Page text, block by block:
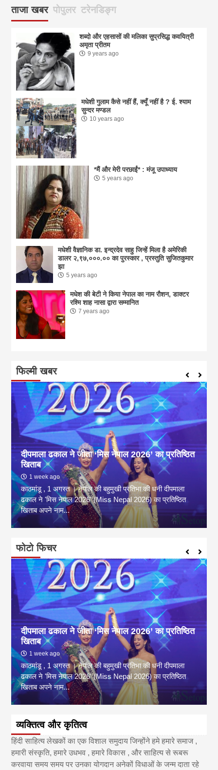
ताजा खबर पोपुलर टरेनडिङ्ग
शब्दो और एहसासों की मलिका सुप्रसिद्ध कवयित्री
अमृता प्रीतम
9 years ago
मधेशी गुलाम कैसे नहीं हैं, क्यूँ नहीं है ? ई. श्याम
सुन्दर मण्डल
10 years ago
*मैं और मेरी परछाईं* : मंजू उपाध्याय
5 years ago
मधेशी वैज्ञानिक डा. इन्द्रदेव साहु जिन्हें मिला है अमेरिकी
डालर २,९७,०००.०० का पुरस्कार , प्रस्तुति सुजितकुमार
झा
5 years ago
मधेश की बेटी ने किया नेपाल का नाम राैशन, डाक्टर
रश्मि शाह नासा द्वारा सम्मानित
7 years ago
फिल्मी खबर
दीपमाला ढकाल ने जीता ‘मिस नेपाल 2026’ का प्रतिष्ठित
खिताब
1 week ago
काठमांडू , 1 अगस्त । नेपाल की बहुमुखी प्रतिभा की धनी दीपमाला
ढकाल ने 'मिस नेपाल 2026' (Miss Nepal 2026) का प्रतिष्ठित
खिताब अपने नाम...
फोटो फिचर
दीपमाला ढकाल ने जीता ‘मिस नेपाल 2026’ का प्रतिष्ठित
खिताब
1 week ago
काठमांडू , 1 अगस्त । नेपाल की बहुमुखी प्रतिभा की धनी दीपमाला
ढकाल ने 'मिस नेपाल 2026' (Miss Nepal 2026) का प्रतिष्ठित
खिताब अपने नाम...
व्यक्तित्व और कृतित्व
हिंदी साहित्य लेखकों का एक विशाल समुदाय जिन्होंने हमे हमारे समाज ,
हमारी संस्कृति, हमारे उधभव , हमारे विकास , और साहित्य से रूबरू
करवाया समय समय पर उनका योगदान अनेकों विधाओं के जन्म दाता रहे